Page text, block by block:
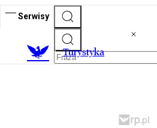
Serwisy
Turystyka